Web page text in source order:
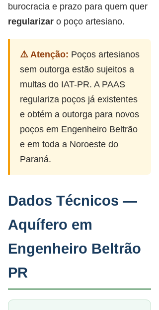
burocracia e prazo para quem quer
regularizar o poço artesiano.
⚠️ Atenção: Poços artesianos
sem outorga estão sujeitos a
multas do IAT-PR. A PAAS
regulariza poços já existentes
e obtém a outorga para novos
poços em Engenheiro Beltrão
e em toda a Noroeste do
Paraná.
Dados Técnicos —
Aquífero em
Engenheiro Beltrão
PR